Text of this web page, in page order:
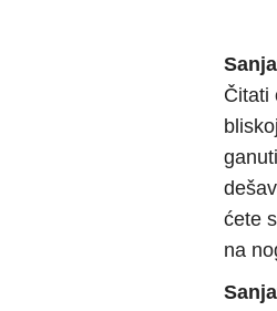
Čitati
ćete
na